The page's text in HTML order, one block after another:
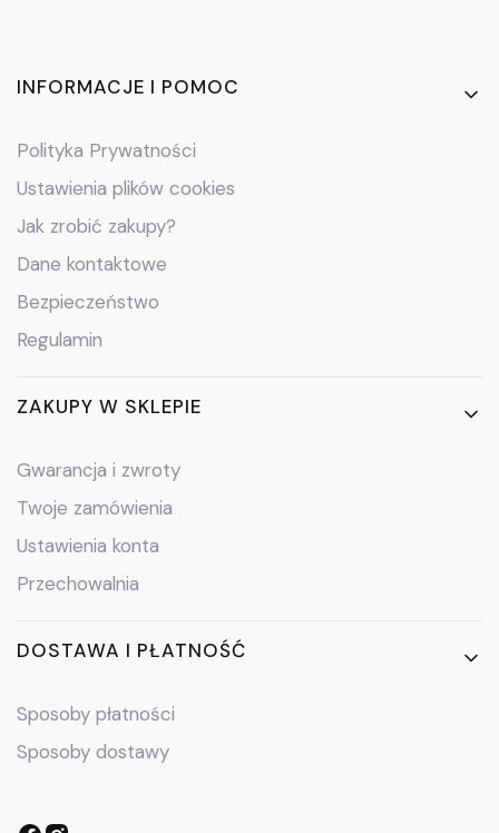
Linki w stopce
INFORMACJE I POMOC
Polityka Prywatności
Ustawienia plików cookies
Jak zrobić zakupy?
Dane kontaktowe
Bezpieczeństwo
Regulamin
ZAKUPY W SKLEPIE
Gwarancja i zwroty
Twoje zamówienia
Ustawienia konta
Przechowalnia
DOSTAWA I PŁATNOŚĆ
Sposoby płatności
Sposoby dostawy